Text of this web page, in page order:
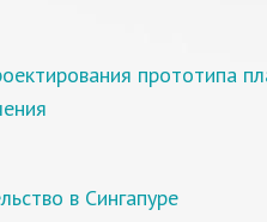
прототипа
в Сингапуре